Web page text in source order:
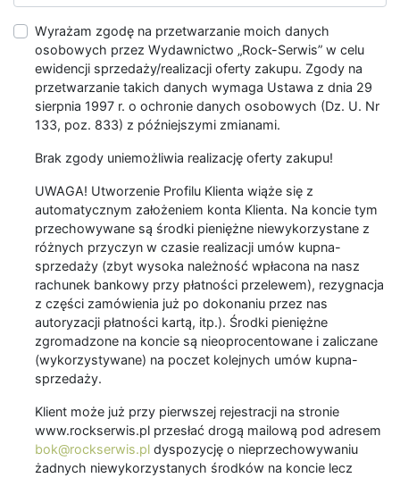
Wyrażam zgodę na przetwarzanie moich danych
osobowych przez Wydawnictwo „Rock-Serwis” w celu
ewidencji sprzedaży/realizacji oferty zakupu. Zgody na
przetwarzanie takich danych wymaga Ustawa z dnia 29
sierpnia 1997 r. o ochronie danych osobowych (Dz. U. Nr
133, poz. 833) z późniejszymi zmianami.
Brak zgody uniemożliwia realizację oferty zakupu!
UWAGA! Utworzenie Profilu Klienta wiąże się z
automatycznym założeniem konta Klienta. Na koncie tym
przechowywane są środki pieniężne niewykorzystane z
różnych przyczyn w czasie realizacji umów kupna-
sprzedaży (zbyt wysoka należność wpłacona na nasz
rachunek bankowy przy płatności przelewem), rezygnacja
z części zamówienia już po dokonaniu przez nas
autoryzacji płatności kartą, itp.). Środki pieniężne
zgromadzone na koncie są nieoprocentowane i zaliczane
(wykorzystywane) na poczet kolejnych umów kupna-
sprzedaży.
Klient może już przy pierwszej rejestracji na stronie
www.rockserwis.pl przesłać drogą mailową pod adresem
bok@rockserwis.pl dyspozycję o nieprzechowywaniu
żadnych niewykorzystanych środków na koncie lecz